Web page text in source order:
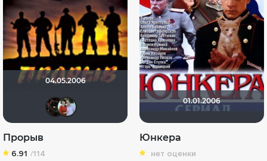
04.05.2006
polnyy_pesec
Вячеслав Лапшин
Прорыв
6.91 /114
01.01.2006
Юнкера
нет оценки